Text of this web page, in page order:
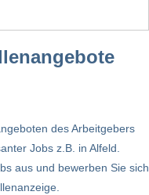
des Arbeitgebers
Jobs z.B. in Alfeld.
aus und bewerben Sie sich